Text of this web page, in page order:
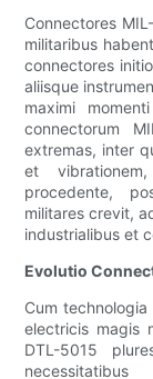
Connectores
militaribus
connectores
aliisque
maximi
connectorum
extremas, inter
et
procedente,
militares crevit,
industrialibus et
Evolutio
Cum
electricis magis
DTL-5015